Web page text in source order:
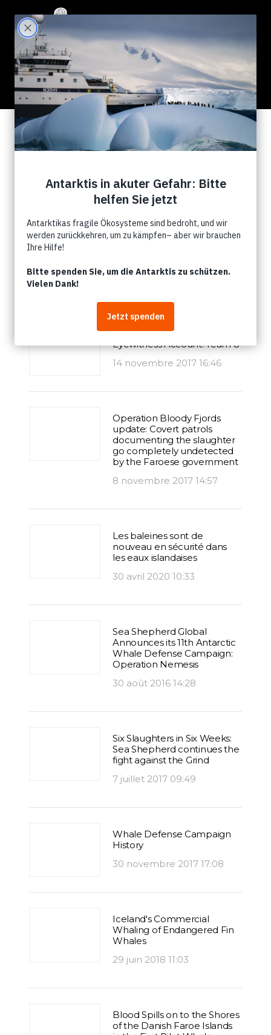
88 Results for "whales"
Search Filter:
News
Évènements
Articles
Operation Bloody Fjords
Eyewitness Account: Team 8
14 novembre 2017 16:46
Operation Bloody Fjords
update: Covert patrols
documenting the slaughter
go completely undetected
by the Faroese government
8 novembre 2017 14:57
Les baleines sont de
nouveau en sécurité dans
les eaux islandaises
30 avril 2020 10:33
Sea Shepherd Global
Announces its 11th Antarctic
Whale Defense Campaign:
Operation Nemesis
30 août 2016 14:28
Six Slaughters in Six Weeks:
Sea Shepherd continues the
fight against the Grind
7 juillet 2017 09:49
Whale Defense Campaign
History
30 novembre 2017 17:08
Iceland's Commercial
Whaling of Endangered Fin
Whales
29 juin 2018 11:03
Blood Spills on to the Shores
of the Danish Faroe Islands